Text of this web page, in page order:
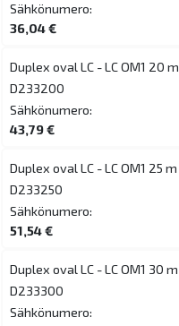
Sähkönumero:
36,04 €
Duplex oval LC - LC OM1 20 m
D233200
Sähkönumero:
43,79 €
Duplex oval LC - LC OM1 25 m
D233250
Sähkönumero:
51,54 €
Duplex oval LC - LC OM1 30 m
D233300
Sähkönumero: